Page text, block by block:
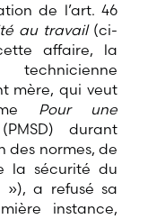
de l’art. 46
au travail (ci-
affaire, la
mère, qui veut
Pour une
durant
des normes, de
la sécurité du
»), a refusé sa
instance,